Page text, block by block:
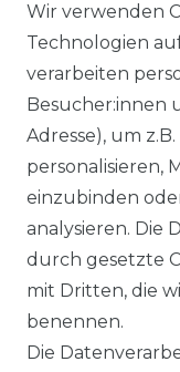
Material:91
Elasthan
Stoffart:
NOS: Ja
91 %
Elasthan
Wir verwenden
Technologien
verarbeiten
Besucher:innen
Adresse), um
personalisieren,
einzubinden
analysieren. Die
durch gesetzte
mit Dritten, die
benennen.
Die